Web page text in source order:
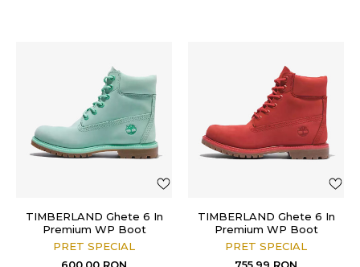
TIMBERLAND Ghete 6 In
Premium WP Boot
PRET SPECIAL
TIMBERLAND Ghete 6 In
Premium WP Boot
PRET SPECIAL